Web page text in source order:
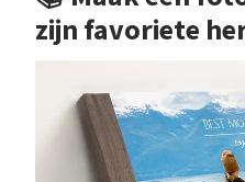
zijn favoriete